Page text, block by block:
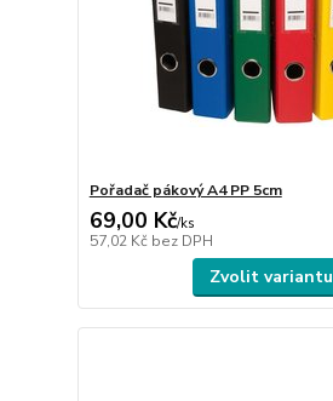
Pořadač pákový A4 PP 5cm
69,00 Kč/ks
57,02 Kč bez DPH
Zvolit variantu